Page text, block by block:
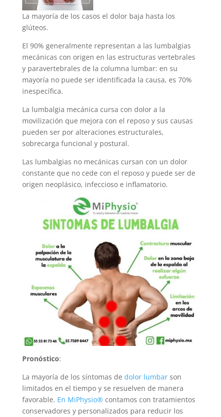
La mayoría de los casos el dolor baja hasta los
glúteos.
El 90% generalmente representan a las lumbalgias
mecánicas con origen en las estructuras vertebrales
y paravertebrales de la columna lumbar: en su
mayoría no puede ser identificada la causa, es 70%
inespecífica.
La lumbalgia mecánica cursa con dolor a la
movilización que mejora con el reposo y sus causas
pueden ser por alteraciones estructurales,
sobrecarga funcional y postural.
Las lumbalgias no mecánicas cursan con un dolor
constante que no cede con el reposo y puede ser de
origen neoplásico, infeccioso e inflamatorio.
Pronóstico:
La mayoría de los síntomas de dolor lumbarson
limitados en el tiempo y se resuelven de manera
favorable. En MiPhysio® contamos con tratamientos
conservadores y personalizados para reducir los